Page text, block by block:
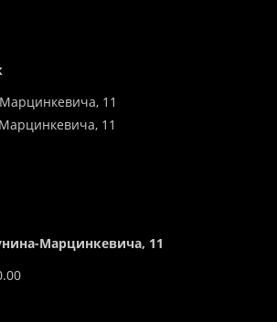
11
11
Марцинкевича, 11